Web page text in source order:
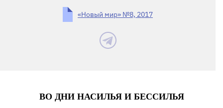
«Новый мир» №8, 2017
ВО ДНИ НАСИЛЬЯ И БЕССИЛЬЯ